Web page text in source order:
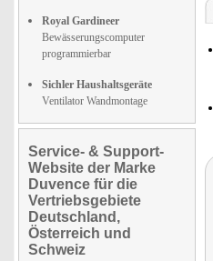
Royal Gardineer
Bewässerungscomputer
programmierbar
Sichler Haushaltsgeräte
Ventilator Wandmontage
Service- & Support-
Website der Marke
Duvence für die
Vertriebsgebiete
Deutschland,
Österreich und
Schweiz